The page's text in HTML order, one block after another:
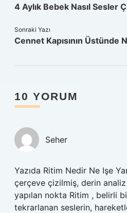
4 Aylık Bebek Nasıl Sesler
Sonraki Yazı
Cennet Kapısının Üstünde
10 YORUM
Seher
Yazıda Ritim Nedir Ne Işe
çerçeve çizilmiş, derin analiz
yapılan nokta Ritim , belirli
tekrarlanan seslerin,